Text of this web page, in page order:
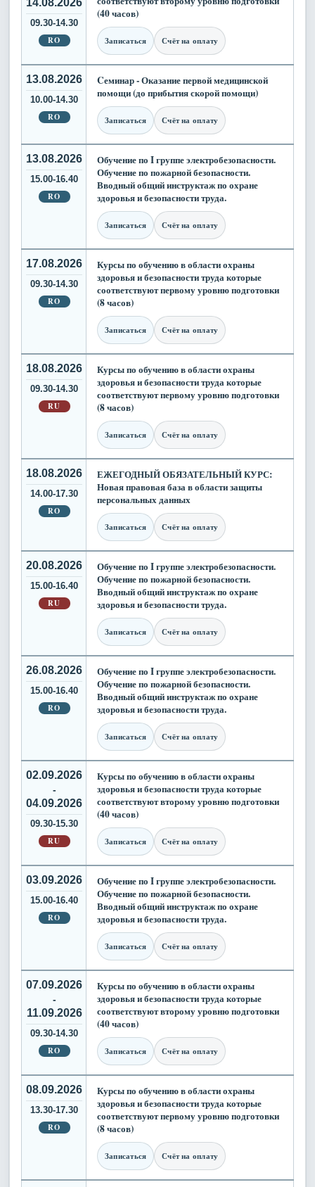
09.30-14.30
RO
(40 часов)
Записаться Счёт на оплату
13.08.2026
10.00-14.30
RO
Cеминар - Оказание первой медицинской
помощи (до прибытия скорой помощи)
Записаться Счёт на оплату
13.08.2026
15.00-16.40
RO
Обучение по I группе электробезопасности.
Обучение по пожарной безопасности.
Вводный общий инструктаж по охране
здоровья и безопасности труда.
Записаться Счёт на оплату
17.08.2026
09.30-14.30
RO
Курсы по обучению в области охраны
здоровья и безопасности труда которые
соответствуют первому уровню подготовки
(8 часов)
Записаться Счёт на оплату
18.08.2026
09.30-14.30
RU
Курсы по обучению в области охраны
здоровья и безопасности труда которые
соответствуют первому уровню подготовки
(8 часов)
Записаться Счёт на оплату
18.08.2026
14.00-17.30
RO
ЕЖЕГОДНЫЙ ОБЯЗАТЕЛЬНЫЙ КУРС:
Новая правовая база в области защиты
персональных данных
Записаться Счёт на оплату
20.08.2026
15.00-16.40
RU
Обучение по I группе электробезопасности.
Обучение по пожарной безопасности.
Вводный общий инструктаж по охране
здоровья и безопасности труда.
Записаться Счёт на оплату
26.08.2026
15.00-16.40
RO
Обучение по I группе электробезопасности.
Обучение по пожарной безопасности.
Вводный общий инструктаж по охране
здоровья и безопасности труда.
Записаться Счёт на оплату
02.09.2026
-
04.09.2026
09.30-15.30
RU
Курсы по обучению в области охраны
здоровья и безопасности труда которые
соответствуют второму уровню подготовки
(40 часов)
Записаться Счёт на оплату
03.09.2026
15.00-16.40
RO
Обучение по I группе электробезопасности.
Обучение по пожарной безопасности.
Вводный общий инструктаж по охране
здоровья и безопасности труда.
Записаться Счёт на оплату
07.09.2026
-
11.09.2026
09.30-14.30
RO
Курсы по обучению в области охраны
здоровья и безопасности труда которые
соответствуют второму уровню подготовки
(40 часов)
Записаться Счёт на оплату
08.09.2026
13.30-17.30
RO
Курсы по обучению в области охраны
здоровья и безопасности труда которые
соответствуют первому уровню подготовки
(8 часов)
Записаться Счёт на оплату